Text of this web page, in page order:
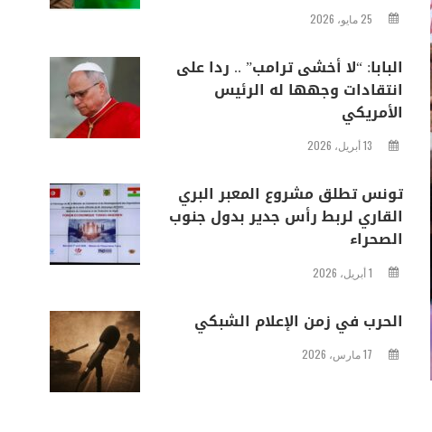
25 مايو، 2026
البابا: “لا أخشى ترامب” .. ردا على
انتقادات وجهها له الرئيس
الأمريكي
13 أبريل، 2026
تونس تطلق مشروع المعبر البري
القاري لربط رأس جدير بدول جنوب
الصحراء
1 أبريل، 2026
الحرب في زمن الإعلام الشبكي
17 مارس، 2026